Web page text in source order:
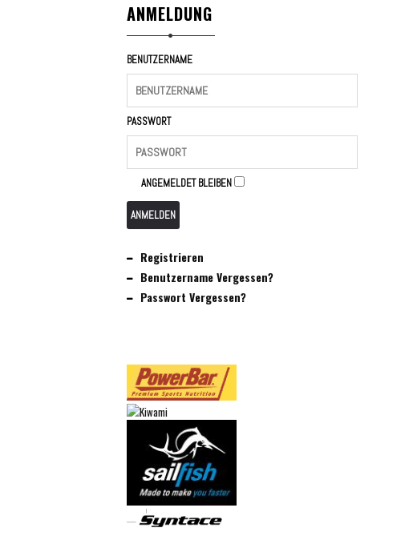
ANMELDUNG
BENUTZERNAME
PASSWORT
ANGEMELDET BLEIBEN
ANMELDEN
Registrieren
Benutzername Vergessen?
Passwort Vergessen?